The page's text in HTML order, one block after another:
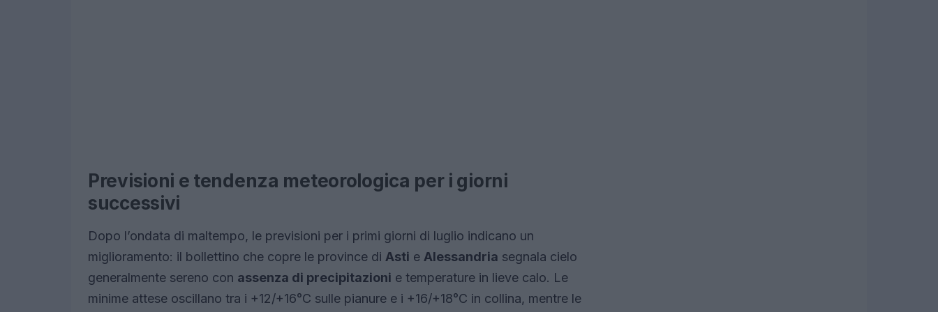
Previsioni e tendenza meteorologica per i giorni
successivi
Dopo l’ondata di maltempo, le previsioni per i primi giorni di luglio indicano un
miglioramento: il bollettino che copre le province di Asti e Alessandria segnala cielo
generalmente sereno con assenza di precipitazioni e temperature in lieve calo. Le
minime attese oscillano tra i +12/+16°C sulle pianure e i +16/+18°C in collina, mentre le